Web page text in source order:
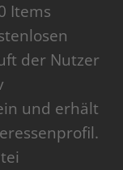
Items
der Nutzer
und erhält